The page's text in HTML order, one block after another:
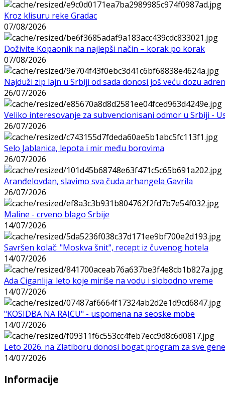
Kroz klisuru reke Gradac
07/08/2026
Doživite Kopaonik na najlepši način – korak po korak
07/08/2026
Najduži zip lajn u Srbiji od sada donosi još veću dozu
26/07/2026
Veliko interesovanje za subvencionisani odmor u Srbiji -
26/07/2026
Selo Jablanica, lepota i mir među borovima
26/07/2026
Aranđelovdan, slavimo sva čuda arhangela Gavrila
26/07/2026
Maline - crveno blago Srbije
14/07/2026
Savršen kolač: "Moskva šnit", recept iz čuvenog hotela
14/07/2026
Ada Ciganlija: leto koje miriše na vodu i slobodno vreme
14/07/2026
"KOSIDBA NA RAJCU" - uspomena na seoske mobe
14/07/2026
Leto 2026. na Zlatiboru donosi bogat program za sve
14/07/2026
Informacije